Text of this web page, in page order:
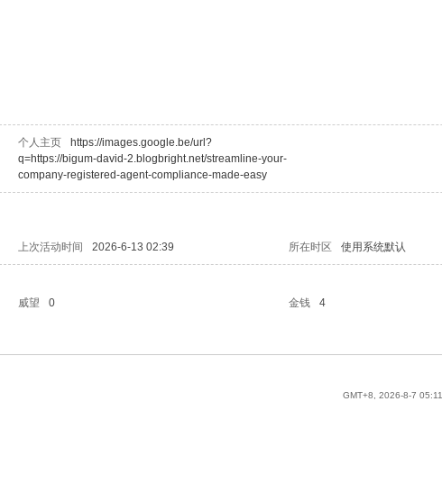
个人主页
https://images.google.be/url?
q=https://bigum-david-2.blogbright.net/streamline-your-
company-registered-agent-compliance-made-easy
上次活动时间 2026-6-13 02:39 所在时区 使用系统默认
威望 0 金钱
4
GMT+8, 2026-8-7 05:11